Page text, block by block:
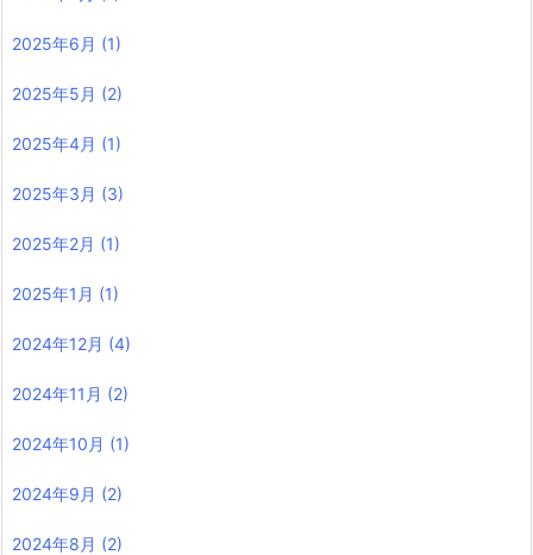
2025年6月 (1)
2025年5月 (2)
2025年4月 (1)
2025年3月 (3)
2025年2月 (1)
2025年1月 (1)
2024年12月 (4)
2024年11月 (2)
2024年10月 (1)
2024年9月 (2)
2024年8月 (2)